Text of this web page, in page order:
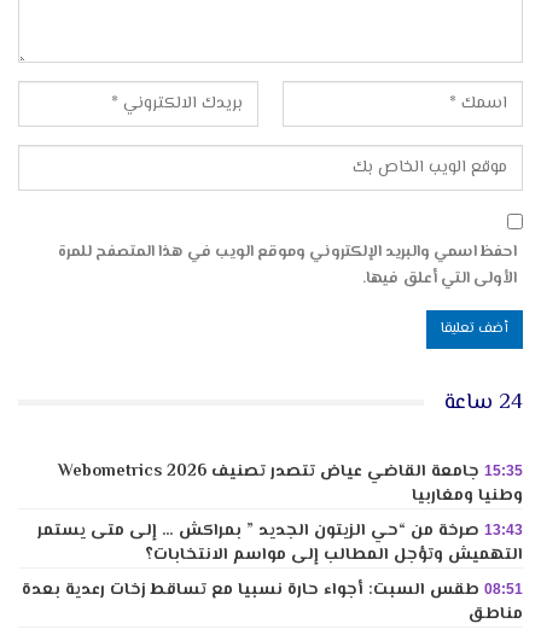
احفظ اسمي والبريد الإلكتروني وموقع الويب في هذا المتصفح للمرة
الأولى التي أعلق فيها.
24 ساعة
15:35
جامعة القاضي عياض تتصدر تصنيف Webometrics 2026
وطنيا ومغاربيا
13:43 صرخة من “حي الزيتون الجديد ” بمراكش … إلى متى يستمر
التهميش وتؤجل المطالب إلى مواسم الانتخابات؟
08:51 طقس السبت: أجواء حارة نسبيا مع تساقط زخات رعدية بعدة
مناطق